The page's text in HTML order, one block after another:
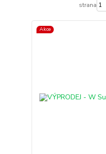
strana
Akce